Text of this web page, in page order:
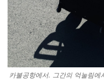
카불공항에서. 그간의 억눌림